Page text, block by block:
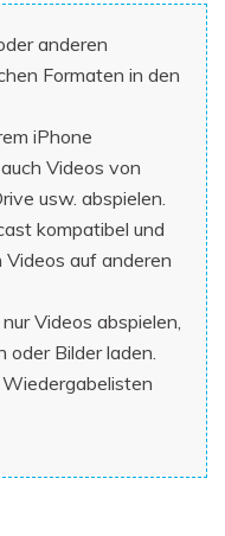
anderen
Formaten in den
iPhone
Videos von
usw. abspielen.
kompatibel und
auf anderen
Videos abspielen,
oder Bilder laden.